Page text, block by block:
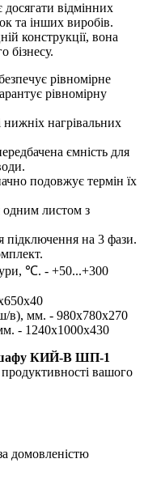
досягати відмінних
та інших виробів.
конструкції, вона
бізнесу.
рівномірне
рівномірну
нижніх нагрівальних
ємність для
подовжує термін їх
одним листом з
підключення на 3 фази.
℃. - +50...+300
в), мм. - 980х780х270
- 1240x1000x430
шафу КИЙ-В ШП-1
продуктивності вашого
домовленістю